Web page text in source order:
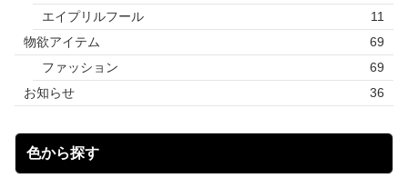
エイプリルフール
11
物欲アイテム
69
ファッション
69
お知らせ
36
色から探す